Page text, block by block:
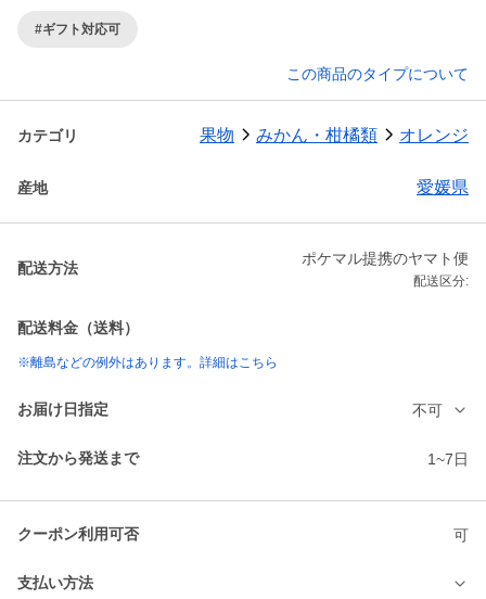
#ギフト対応可
この商品のタイプについて
カテゴリ 果物 みかん・柑橘類 オレンジ
産地 愛媛県
配送方法
ポケマル提携のヤマト便
配送区分:
配送料金（送料）
※離島などの例外はあります。詳細はこちら
お届け日指定 不可
注文から発送まで 1~7日
クーポン利用可否 可
支払い方法